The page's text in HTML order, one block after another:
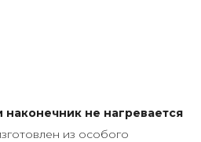
наконечник не нагревается
из особого